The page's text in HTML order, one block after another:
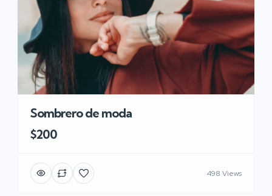
Sombrero de moda
$200
498 Views